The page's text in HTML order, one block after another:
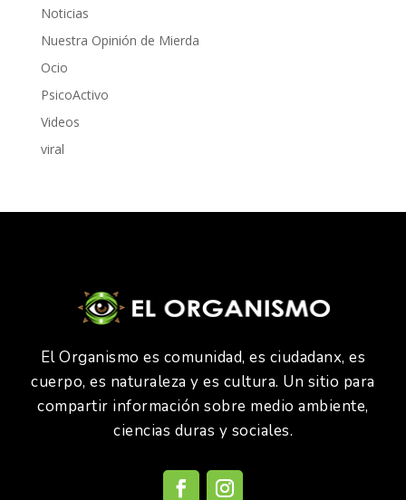
Noticias
Nuestra Opinión de Mierda
Ocio
PsicoActivo
Videos
viral
El Organismo es comunidad, es ciudadanx, es
cuerpo, es naturaleza y es cultura. Un sitio para
compartir información sobre medio ambiente,
ciencias duras y sociales.